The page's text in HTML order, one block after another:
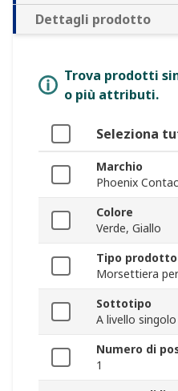
Dettagli prodotto
Trova prodotti
o più attributi.
Seleziona
Marchio
Phoenix
Colore
Verde, Giallo
Tipo prodotto
Morsettiera
Sottotipo
A livello singolo
Numero di
1